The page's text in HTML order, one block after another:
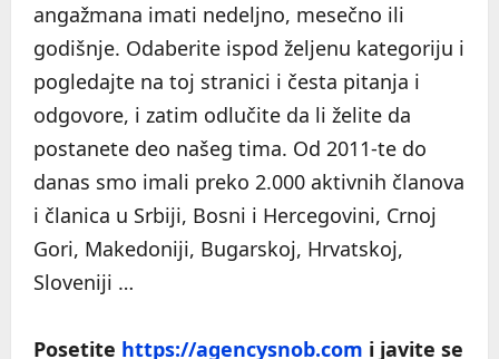
angažmana imati nedeljno, mesečno ili
godišnje. Odaberite ispod željenu kategoriju i
pogledajte na toj stranici i česta pitanja i
odgovore, i zatim odlučite da li želite da
postanete deo našeg tima. Od 2011-te do
danas smo imali preko 2.000 aktivnih članova
i članica u Srbiji, Bosni i Hercegovini, Crnoj
Gori, Makedoniji, Bugarskoj, Hrvatskoj,
Sloveniji …
Posetite https://agencysnob.com i javite se